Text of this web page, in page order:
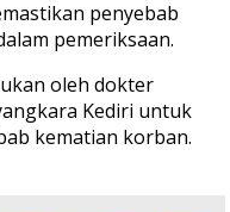
penyebab
pemeriksaan.
oleh dokter
Kediri untuk
kematian korban.